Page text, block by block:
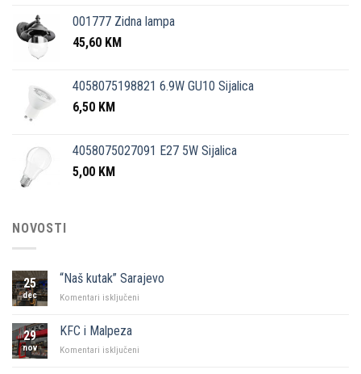
001777 Zidna lampa
45,60 KM
4058075198821 6.9W GU10 Sijalica
6,50 KM
4058075027091 E27 5W Sijalica
5,00 KM
NOVOSTI
25
dec
“Naš kutak” Sarajevo
Komentari isključeni
29
nov
KFC i Malpeza
Komentari isključeni